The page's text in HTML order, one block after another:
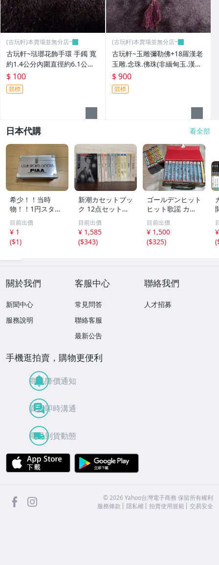
(古玩軒)本賣場並無分店~
古玩軒~琺瑯花飾手環 手鐲 寬
約1.4公分內圍直徑約6.1公分
(非緬甸玉.翡翠.藍寶)GGG99
$ 100
競標
(古玩軒)本賣場並無分店~
古玩軒~玉雕彌勒佛+18羅漢老
玉雕.念珠.佛珠(非緬甸玉.漢白
玉.雞血石.紫羅藍.舒俱萊.綠松
石.澎湖文石)GGG98
$ 900
競標
日本代購 看全部
希少！！当時
物！！1円スター
ト売り切り！！PI
AA CLUB SPORT
S GOODS アルミ
ケース 収納
目前出價
¥ 1
($1)
新潮カセットブッ
ク 12点セット
【三島由紀夫／森
外／太宰治／芥川
龍之介／谷崎潤一
郎／宮沢賢治／
目前出價
¥ 1,585
($343)
ゴールデンヒット
ヒット歌謡 カラ
オケ カセットテ
ープ まとめ昭和
レトロ 邦楽 童謡
演歌 17点
目前出價
¥ 1,500
($325)
(
關於我們
新聞中心
服務說明
客服中心
常見問答
聯絡客服
最新公告
聯絡我們
人才招募
手機逛拍賣，購物更便利
商品降價通知
買賣即時溝通
商品到貨動態
APP Store
facebook ©2026 Yahoo台灣電子商務 保留所有權利
服務條款
隱私權 拍賣使用規範 交易安全